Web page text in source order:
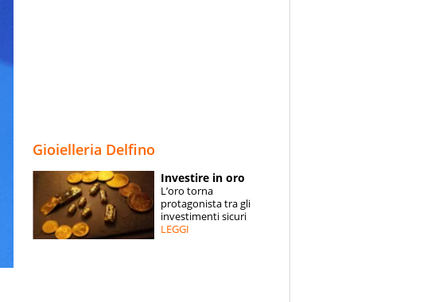
ESPERTI
CONTATTI
Gioielleria Delfino
Investire in oro
L’oro torna
protagonista tra gli
investimenti sicuri
LEGGI